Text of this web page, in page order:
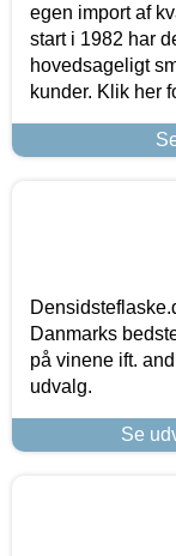
egen import af
start i 1982 har
hovedsageligt
kunder. Klik her
Danmarks
på vinene ift.
udvalg.
Se